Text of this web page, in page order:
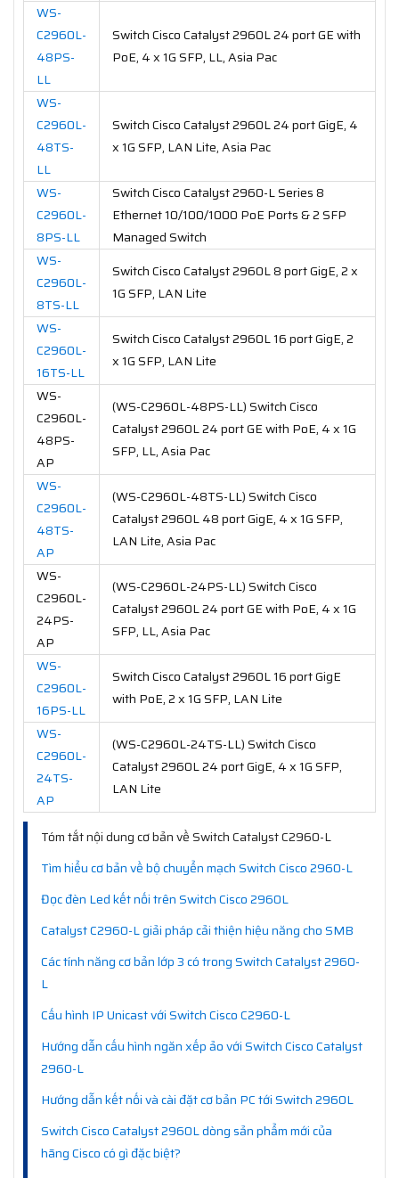
WS-
C2960L-
48PS-
LL
Switch Cisco Catalyst 2960L 24 port GE with
PoE, 4 x 1G SFP, LL, Asia Pac
WS-
C2960L-
48TS-
LL
Switch Cisco Catalyst 2960L 24 port GigE, 4
x 1G SFP, LAN Lite, Asia Pac
WS-
C2960L-
8PS-LL
Switch Cisco Catalyst 2960-L Series 8
Ethernet 10/100/1000 PoE Ports & 2 SFP
Managed Switch
WS-
C2960L-
8TS-LL
Switch Cisco Catalyst 2960L 8 port GigE, 2 x
1G SFP, LAN Lite
WS-
C2960L-
16TS-LL
Switch Cisco Catalyst 2960L 16 port GigE, 2
x 1G SFP, LAN Lite
WS-
C2960L-
48PS-
AP
(WS-C2960L-48PS-LL) Switch Cisco
Catalyst 2960L 24 port GE with PoE, 4 x 1G
SFP, LL, Asia Pac
WS-
C2960L-
48TS-
AP
(WS-C2960L-48TS-LL) Switch Cisco
Catalyst 2960L 48 port GigE, 4 x 1G SFP,
LAN Lite, Asia Pac
WS-
C2960L-
24PS-
AP
(WS-C2960L-24PS-LL) Switch Cisco
Catalyst 2960L 24 port GE with PoE, 4 x 1G
SFP, LL, Asia Pac
WS-
C2960L-
16PS-LL
Switch Cisco Catalyst 2960L 16 port GigE
with PoE, 2 x 1G SFP, LAN Lite
WS-
C2960L-
24TS-
AP
(WS-C2960L-24TS-LL) Switch Cisco
Catalyst 2960L 24 port GigE, 4 x 1G SFP,
LAN Lite
Tóm tắt nội dung cơ bản về Switch Catalyst C2960-L
Tìm hiểu cơ bản về bộ chuyển mạch Switch Cisco 2960-L
Đọc đèn Led kết nối trên Switch Cisco 2960L
Catalyst C2960-L giải pháp cải thiện hiệu năng cho SMB
Các tính năng cơ bản lớp 3 có trong Switch Catalyst 2960-
L
Cấu hình IP Unicast với Switch Cisco C2960-L
Hướng dẫn cấu hình ngăn xếp ảo với Switch Cisco Catalyst
2960-L
Hướng dẫn kết nối và cài đặt cơ bản PC tới Switch 2960L
Switch Cisco Catalyst 2960L dòng sản phẩm mới của
hãng Cisco có gì đặc biệt?